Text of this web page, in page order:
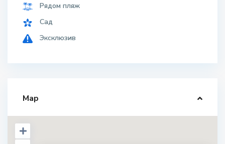
Рядом пляж
Сад
Эксклюзив
Map